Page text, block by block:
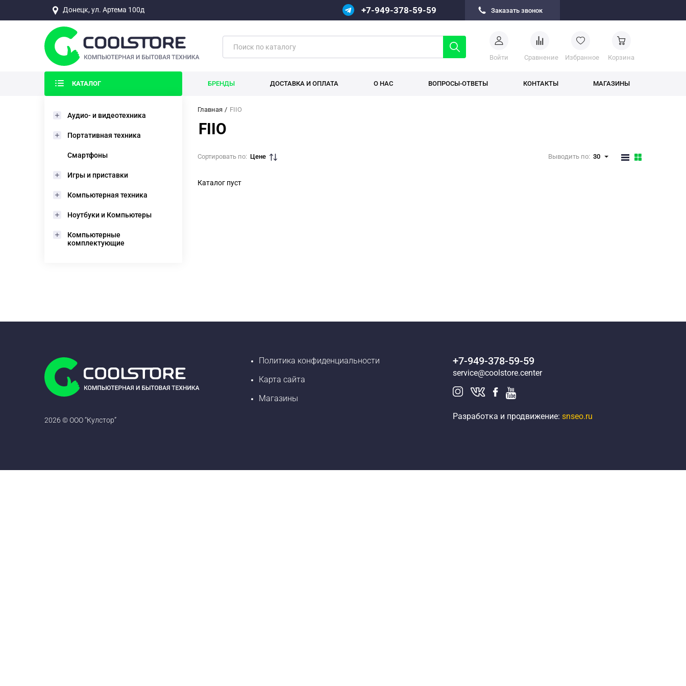
Донецк, ул. Артема 100д +7-949-378-59-59 Заказать звонок
Войти Cравнение Избранное Корзина
КАТАЛОГ БРЕНДЫ ДОСТАВКА И ОПЛАТА О НАС ВОПРОСЫ-ОТВЕТЫ КОНТАКТЫ МАГАЗИНЫ
Аудио- и видеотехника
Портативная техника
Смартфоны
Игры и приставки
Компьютерная техника
Ноутбуки и Компьютеры
Компьютерные
комплектующие
Главная FIIO
FIIO
Сортировать по: Цене Выводить по: 30
Каталог пуст
2026 © ООО “Кулстор”
Политика конфиденциальности
Карта сайта
Магазины
+7-949-378-59-59
service@coolstore.center
Разработка и продвижение: snseo.ru